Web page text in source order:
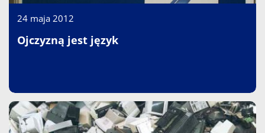
24 maja 2012
Ojczyzną jest język